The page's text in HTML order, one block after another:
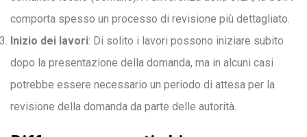
comporta spesso un processo di revisione più dettagliato.
Inizio dei lavori: Di solito i lavori possono iniziare subito
dopo la presentazione della domanda, ma in alcuni casi
potrebbe essere necessario un periodo di attesa per la
revisione della domanda da parte delle autorità.